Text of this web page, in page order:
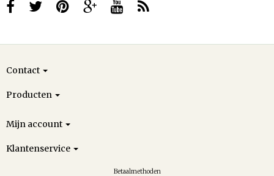
Contact
Producten
Mijn account
Klantenservice
Betaalmethoden